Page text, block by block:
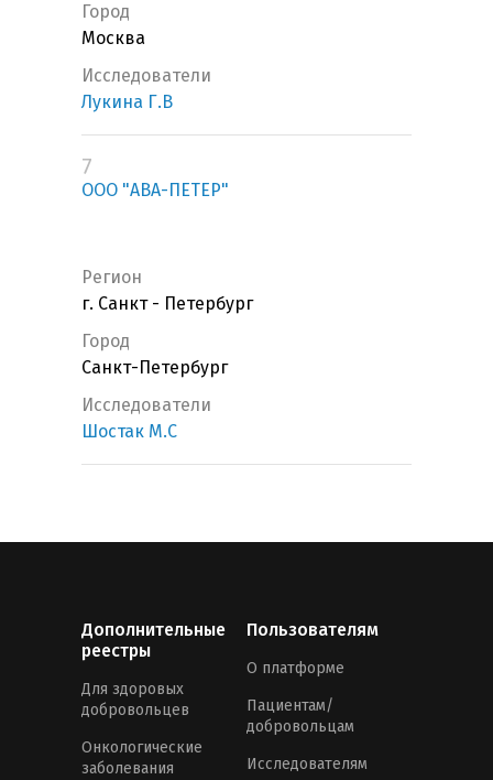
Город
Москва
Исследователи
Лукина Г.В
7
ООО "АВА-ПЕТЕР"
Регион
г. Санкт - Петербург
Город
Санкт-Петербург
Исследователи
Шостак М.С
Дополнительные
реестры
Для здоровых
добровольцев
Онкологические
заболевания
Пользователям
О платформе
Пациентам/
добровольцам
Исследователям